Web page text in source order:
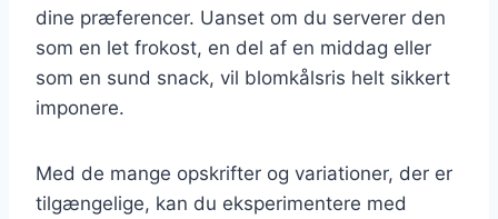
dine præferencer. Uanset om du serverer den
som en let frokost, en del af en middag eller
som en sund snack, vil blomkålsris helt sikkert
imponere.
Med de mange opskrifter og variationer, der er
tilgængelige, kan du eksperimentere med